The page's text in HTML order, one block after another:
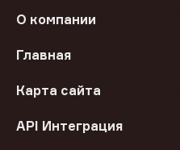
О компании
Главная
Карта сайта
API Интеграция